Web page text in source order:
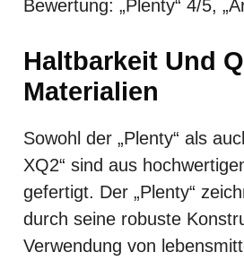
Bewertung: „Plenty“ 4/5,
Haltbarkeit Und
Materialien
Sowohl der „Plenty“ als
XQ2“ sind aus
gefertigt. Der „Plenty“
durch seine robuste
Verwendung von